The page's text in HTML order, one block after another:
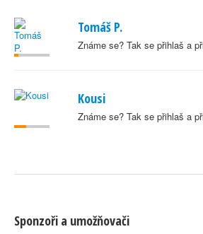
Tomáš P.
Známe se? Tak se přihlaš a
Kousi
Známe se? Tak se přihlaš a
Sponzoři a umožňovači